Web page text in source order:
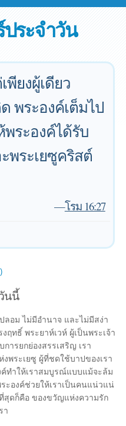
ระจำวัน
พียงผู้เดียว
พระองค์เต็มไป
ระองค์ได้รับ
พระเยซูคริสต์
—โรม 16:27
นนี้
ลอม ไม่มีอำนาจ และไม่มีสง่า
ฤทธิ์ พระยาห์เวห์ ผู้เป็นพระเจ้า
ารยกย่องสรรเสริญ เรา
พระเยซู ผู้ที่ชดใช้บาปของเรา
ทำให้เราสมบูรณ์แบบแม้จะล้ม
ะองค์ช่วยให้เราเป็นคนแน่วแน่
สุดก็คือ ของขวัญแห่งความรัก
า